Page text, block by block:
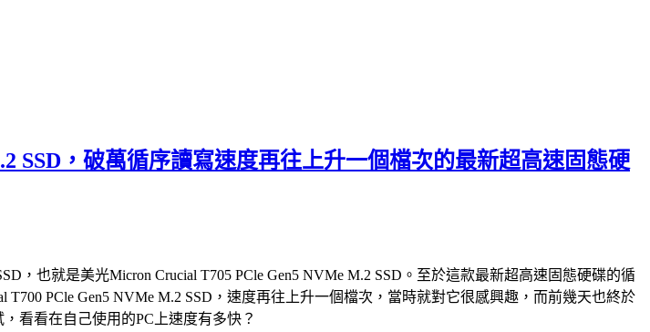
SSD，破萬循序讀寫速度再往上升一個檔次的最新超高速固態硬
，也就是美光Micron Crucial T705 PCle Gen5 NVMe M.2 SSD。至於這款最新超高速固態硬碟的循
PCle Gen5 NVMe M.2 SSD，速度再往上升一個檔次，當時就對它很感興趣，而前幾天也終於
看看在自己使用的PC上速度有多快？